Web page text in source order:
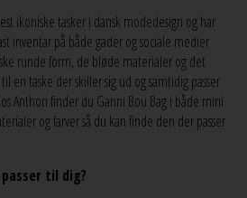
ikoniske tasker i dansk modedesign og har
inventar på både gader og sociale medier
runde form, de bløde materialer og det
en taske der skiller sig ud og samtidig passer
Anthon finder du Ganni Bou Bag i både mini
og farver så du kan finde den der passer
til dig?